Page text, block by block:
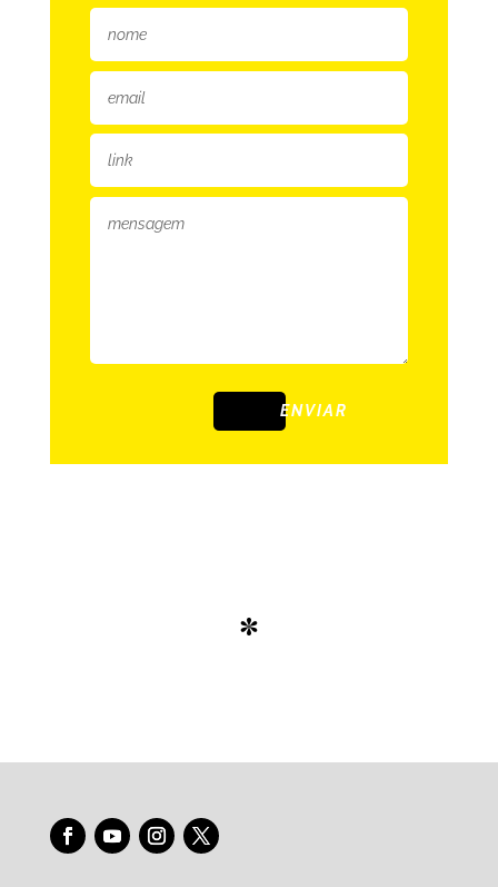
ENVIAR
*